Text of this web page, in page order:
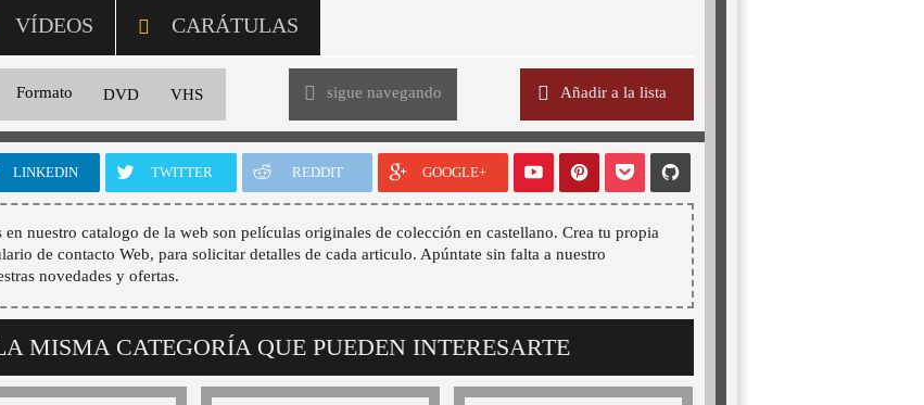
VÍDEOS CARÁTULAS
Formato DVD VHS sigue navegando Añadir a la lista
LINKEDIN TWITTER REDDIT GOOGLE+
en nuestro catalogo de la web son películas originales de colección en castellano. Crea tu propia
de contacto Web, para solicitar detalles de cada articulo. Apúntate sin falta a nuestro
novedades y ofertas.
MISMA CATEGORÍA QUE PUEDEN INTERESARTE